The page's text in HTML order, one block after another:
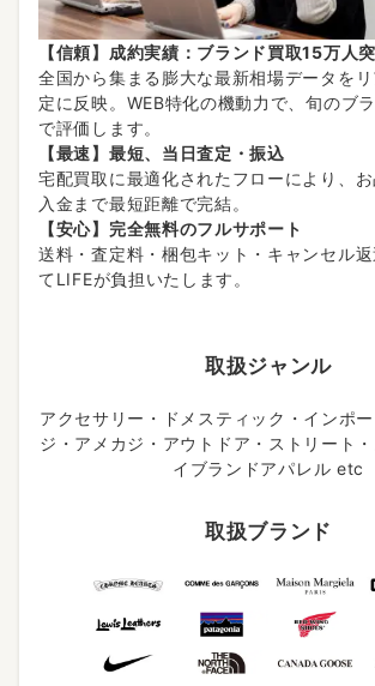
【信頼】成約実績：ブランド買取15万人
全国から集まる膨大な最新相場データを
定に反映。WEB特化の機動力で、旬のブ
で評価します。
【最速】最短、当日査定・振込
宅配買取に最適化されたフローにより、
入金まで最短距離で完結。
【安心】完全無料のフルサポート
送料・査定料・梱包キット・キャンセル
てLIFEが負担いたします。
取扱ジャンル
アクセサリー・ドメスティック・インポ
ジ・アメカジ・アウトドア・ストリート
イブランドアパレル etc
取扱ブランド